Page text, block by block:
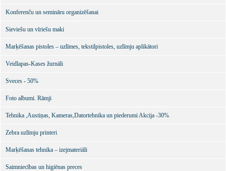
Konferenču un semināru organizēšanai
Sieviešu un vīriešu maki
Marķēšanas pistoles – uzlīmes, tekstilpistoles, uzlīmju aplikātori
Veidlapas-Kases žurnāli
Sveces - 50%
Foto albumi. Rāmji
Tehnika ,Austiņas, Kameras,Datortehnika un piederumi Akcija -30%
Zebra uzlīmju printeri
Marķēšanas tehnika – izejmateriāli
Saimniecības un higiēnas preces